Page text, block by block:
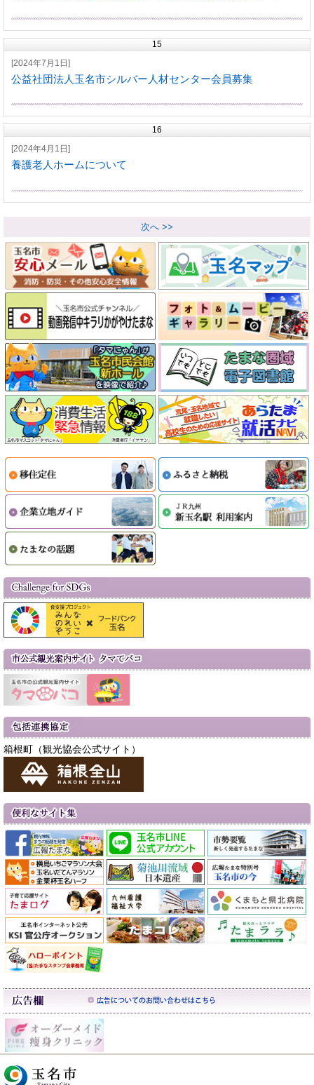
15
[2024年7月1日]
公益社団法人玉名市シルバー人材センター会員募集
16
[2024年4月1日]
養護老人ホームについて
次へ >>
箱根町（観光協会公式サイト）